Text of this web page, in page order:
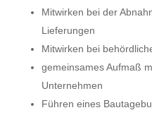
Mitwirken bei der
Lieferungen
Mitwirken bei
gemeinsames Aufmaß
Unternehmen
Führen eines